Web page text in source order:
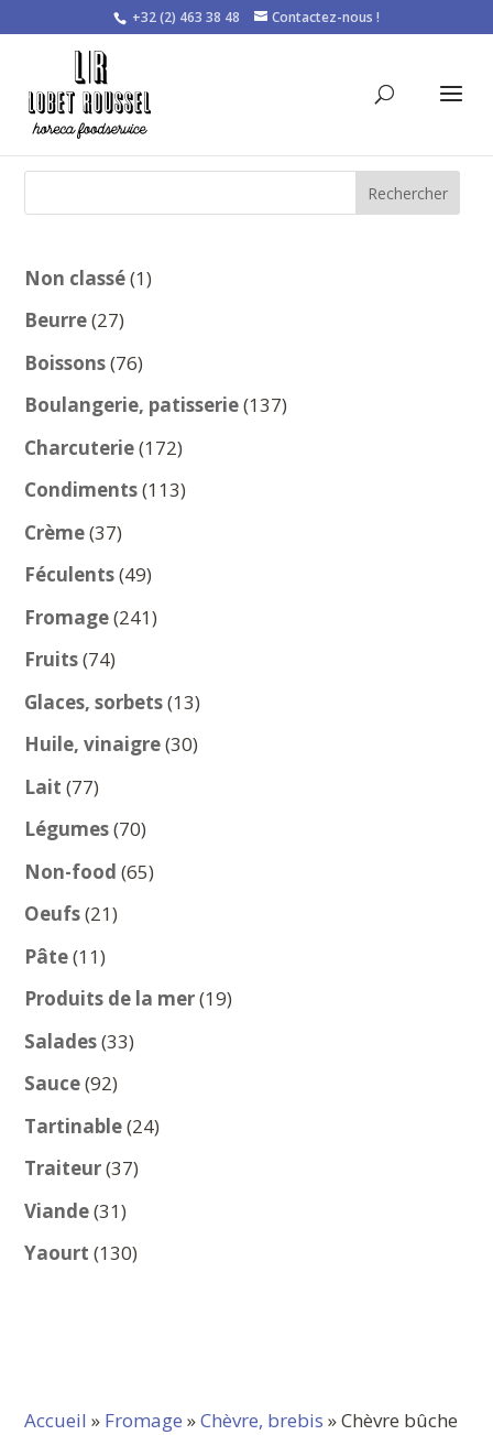
+32 (2) 463 38 48 Contactez-nous !
Rechercher
Non classé 11
Beurre 2727
produits
Boissons 7676
produits
Boulangerie, patisserie 137137
Charcuterie 172172
produits
Condiments 113113
Crème 3737
produits
Féculents 4949
produits
Fromage 241241
Fruits 7474
produits
Glaces, sorbets 1313
produits
Huile, vinaigre 3030
Lait 7777
produits
Légumes 7070
produits
Non-food 6565
Oeufs 2121
Pâte 1111
produits
Produits de la mer 1919
Salades 3333
Sauce 9292
produits
Tartinable 2424
Traiteur 3737
Viande 3131
produits
Yaourt 130130
Accueil » Fromage »Chèvre, brebis » Chèvre bûche